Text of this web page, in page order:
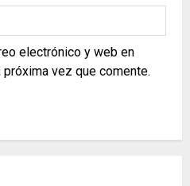
electrónico y web en
vez que comente.